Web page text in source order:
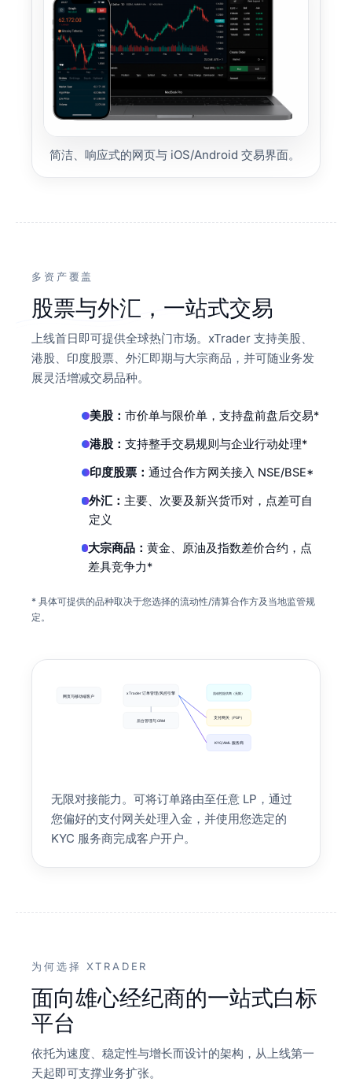
简洁、响应式的网页与 iOS/Android 交易界面。
多资产覆盖
股票与外汇，一站式交易
上线首日即可提供全球热门市场。xTrader 支持美股、
港股、印度股票、外汇即期与大宗商品，并可随业务发
展灵活增减交易品种。
美股： 市价单与限价单，支持盘前盘后交易*
港股： 支持整手交易规则与企业行动处理*
印度股票： 通过合作方网关接入 NSE/BSE*
外汇： 主要、次要及新兴货币对，点差可自
定义
大宗商品： 黄金、原油及指数差价合约，点
差具竞争力*
* 具体可提供的品种取决于您选择的流动性/清算合作方及当地监管规
定。
网页与移动端客户
xTrader 订单管理/风控引擎
后台管理与 CRM
流动性提供商（无限）
支付网关（PSP）
KYC/AML 服务商
无限对接能力。可将订单路由至任意 LP，通过
您偏好的支付网关处理入金，并使用您选定的
KYC 服务商完成客户开户。
为何选择 XTRADER
面向雄心经纪商的一站式白标
平台
依托为速度、稳定性与增长而设计的架构，从上线第一
天起即可支撑业务扩张。